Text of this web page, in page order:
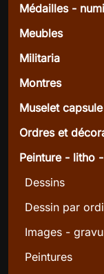
Médailles -
Meubles
Militaria
Montres
Muselet
Ordres et
Peinture - litho
Dessins
Dessin par
Images -
Peintures